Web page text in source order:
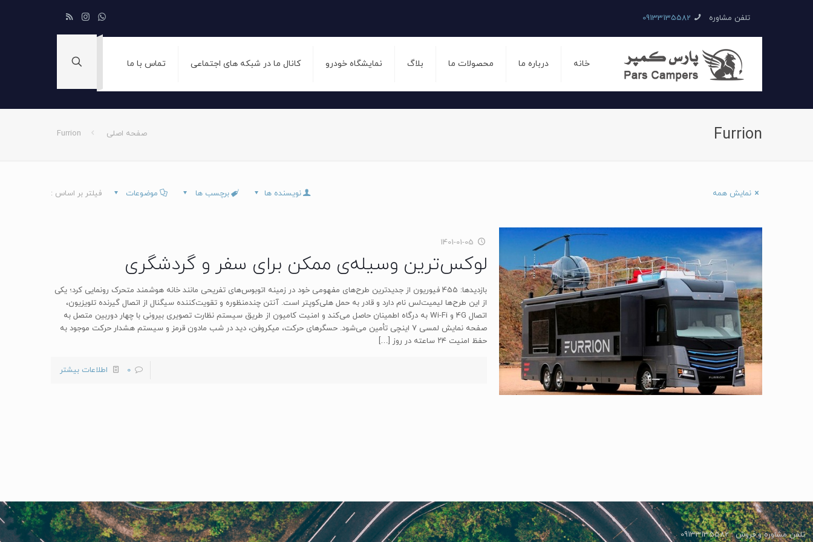
تلفن مشاوره 09133135582
خانه درباره ما محصولات ما بلاگ نمایشگاه خودرو کانال ما در شبکه های اجتماعی تماس با ما
Furrion صفحه اصلی Furrion
فیلتر بر اساس : موضوعات برچسب ها نویسنده ها نمایش همه
1401-01-05
لوکس‌ترین وسیله‌ی ممکن برای سفر و گردشگری
بازدیدها: 455 فیوریون از جدیدترین طرح‌های مفهومی خود در زمینه اتوبوس‌های تفریحی مانند خانه هوشمند متحرک رونمایی کرد؛ یکی
از این طرح‌ها لیمیت‌لس نام دارد و قادر به حمل هلی‌کوپتر است. آنتن چندمنظوره و تقویت‌کننده سیگنال از اتصال گیرنده تلویزیون،
اتصال 4G و Wi-Fi به درگاه اطمینان حاصل می‌کند و امنیت کامیون از طریق سیستم نظارت تصویری بیرونی با چهار دوربین متصل به
صفحه نمایش لمسی ۷ اینچی تأمین می‌شود. حسگرهای حرکت، میکروفن، دید در شب مادون قرمز و سیستم هشدار حرکت موجود به
حفظ امنیت ۲۴ ساعته در روز
[…]
0 اطلاعات بیشتر
تلفن مشاوره و فروش : 09133135582